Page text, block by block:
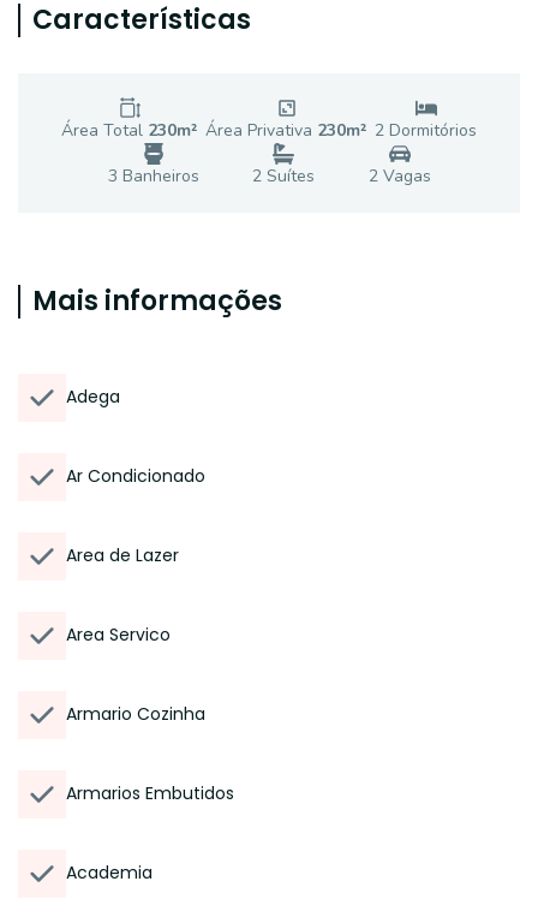
Características
Área Total 230m² Área Privativa 230m² 2 Dormitórios
3 Banheiros 2 Suítes 2Vagas
Mais informações
Adega
Ar Condicionado
Area de Lazer
Area Servico
Armario Cozinha
Armarios Embutidos
Academia